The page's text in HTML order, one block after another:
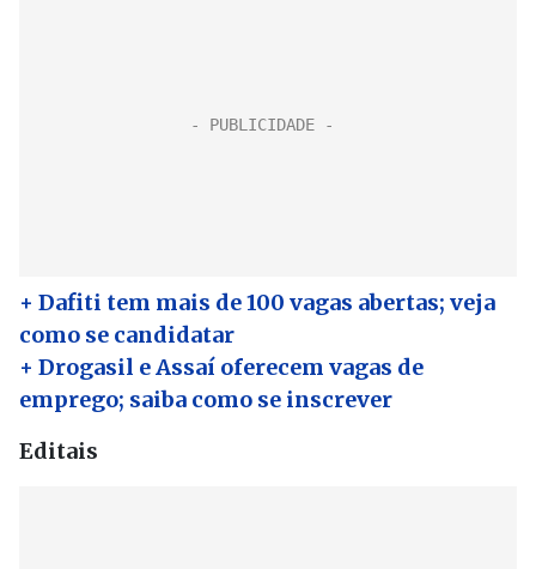
+ Dafiti tem mais de 100 vagas abertas; veja
como se candidatar
+ Drogasil e Assaí oferecem vagas de
emprego; saiba como se inscrever
Editais